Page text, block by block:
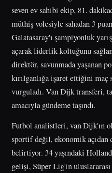
seven ev sahibi ekip, 81.
müthiş volesiyle sahadan 3
Galatasaray'ı şampiyonluk
açarak liderlik koltuğunu
direktör, savunmada yaşanan
kırılganlığa işaret ettiğini maç
vurguladı. Van Dijk transferi,
amacıyla gündeme taşındı.
Futbol analistleri, van Dijk'ın
sportif değil, ekonomik açıdan
belirtiyor. 34 yaşındaki
gelişi, Süper Lig'in